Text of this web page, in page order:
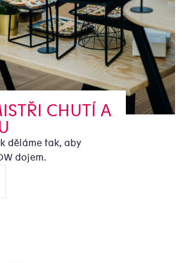
CHUTÍ A
děláme tak, aby
dojem.